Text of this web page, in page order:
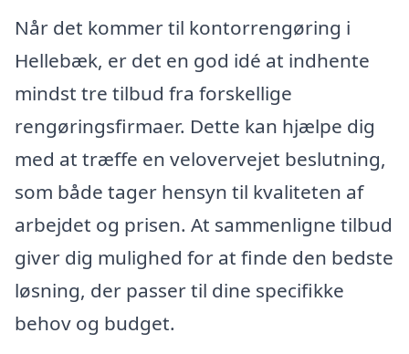
Når det kommer til kontorrengøring i
Hellebæk, er det en god idé at indhente
mindst tre tilbud fra forskellige
rengøringsfirmaer. Dette kan hjælpe dig
med at træffe en velovervejet beslutning,
som både tager hensyn til kvaliteten af
arbejdet og prisen. At sammenligne tilbud
giver dig mulighed for at finde den bedste
løsning, der passer til dine specifikke
behov og budget.